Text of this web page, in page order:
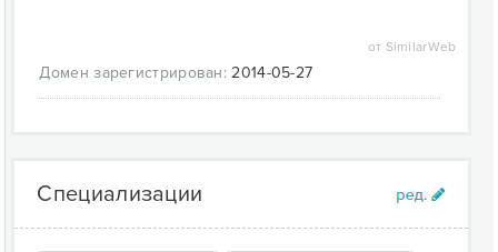
от SimilarWeb
Домен зарегистрирован: 2014-05-27
Специализации